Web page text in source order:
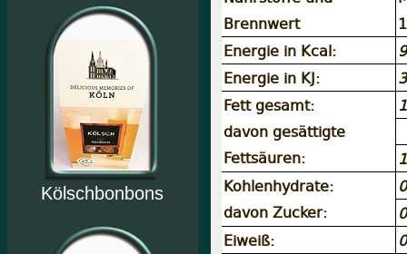
Kölschbonbons
Brennwert
Energie in Kcal:
Energie in KJ:
Fett gesamt:
davon gesättigte
Fettsäuren:
Kohlenhydrate:
davon Zucker:
Eiweiß: